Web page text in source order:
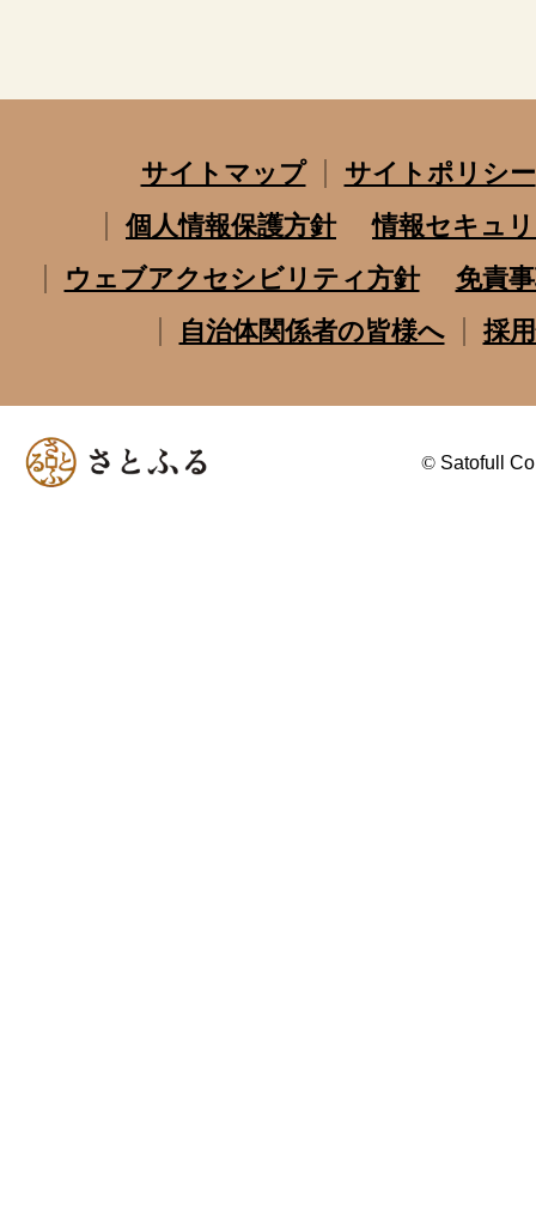
サイトマップ
サイトポリシー
個人情報保護方針
情報セキュ
ウェブアクセシビリティ方針
免責
自治体関係者の皆様へ
採
© Satofull